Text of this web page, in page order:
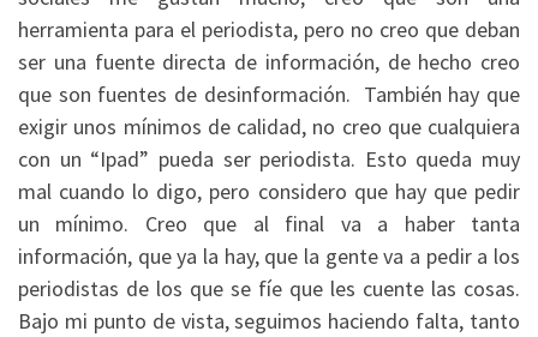
herramienta para el periodista, pero no creo que deban
ser una fuente directa de información, de hecho creo
que son fuentes de desinformación. También hay que
exigir unos mínimos de calidad, no creo que cualquiera
con un “Ipad” pueda ser periodista. Esto queda muy
mal cuando lo digo, pero considero que hay que pedir
un mínimo. Creo que al final va a haber tanta
información, que ya la hay, que la gente va a pedir a los
periodistas de los que se fíe que les cuente las cosas.
Bajo mi punto de vista, seguimos haciendo falta, tanto